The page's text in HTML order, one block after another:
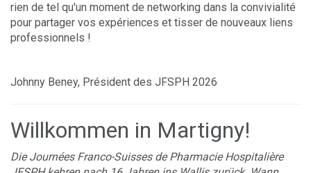
rien de tel qu'un moment de networking dans la convivialité
pour partager vos expériences et tisser de nouveaux liens
professionnels !
Johnny Beney, Président des JFSPH 2026
Willkommen in Martigny!
Die Journées Franco-Suisses de Pharmacie Hospitalière